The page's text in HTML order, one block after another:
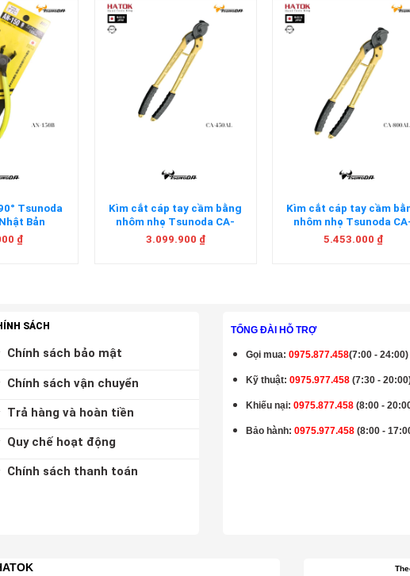
Tsunoda
Bản
₫
Kìm cắt cáp tay cầm bằng
nhôm nhẹ Tsunoda CA-
450AL Nhật Bản
3.099.900 ₫
Kìm cắt cáp tay cầm
nhôm nhẹ Tsunoda
800AL Nhật Bản
5.453.000 ₫
SÁCH
Chính sách bảo mật
Chính sách vận chuyển
Trả hàng và hoàn tiền
Quy chế hoạt động
Chính sách thanh toán
TỔNG ĐÀI HỖ TRỢ
Gọi mua:0975.877.458(7:00 - 24:00)
Kỹ thuật:0975.977.458 (7:30 -
Khiếu nại: 0975.877.458 (8:00 -
Bảo hành:0975.977.458 (8:00 -